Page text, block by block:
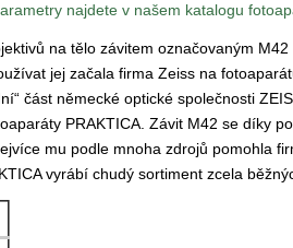
najdete v našem katalogu
na tělo závitem označovaným
jej začala firma Zeiss na
část německé optické společnosti
PRAKTICA. Závit M42 se díky
mu podle mnoha zdrojů pomohla
vyrábí chudý sortiment zcela